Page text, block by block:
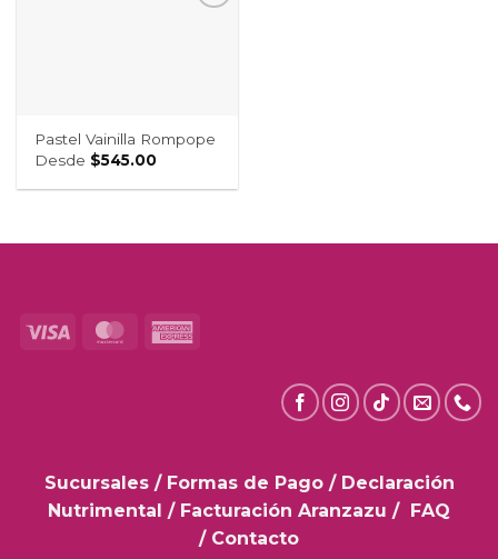
Pastel Vainilla Rompope
Desde $545.00
Visa MasterCard
Sucursales / Formas de Pago/ Declaración
Nutrimental / Facturación Aranzazu / FAQ
/ Contacto